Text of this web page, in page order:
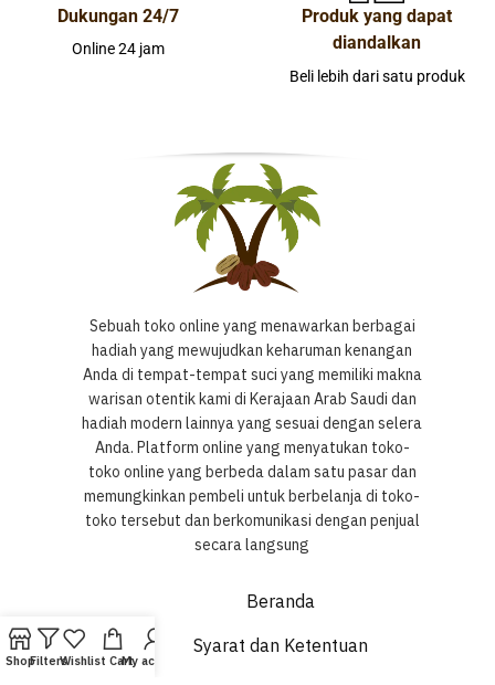
Dukungan 24/7
Online 24 jam
Produk yang dapat
diandalkan
Beli lebih dari satu produk
Sebuah toko online yang menawarkan berbagai
hadiah yang mewujudkan keharuman kenangan
Anda di tempat-tempat suci yang memiliki makna
warisan otentik kami di Kerajaan Arab Saudi dan
hadiah modern lainnya yang sesuai dengan selera
Anda. Platform online yang menyatukan toko-
toko online yang berbeda dalam satu pasar dan
memungkinkan pembeli untuk berbelanja di toko-
toko tersebut dan berkomunikasi dengan penjual
secara langsung
Beranda
Syarat dan Ketentuan
ShopFiltersWishlist CartMy account